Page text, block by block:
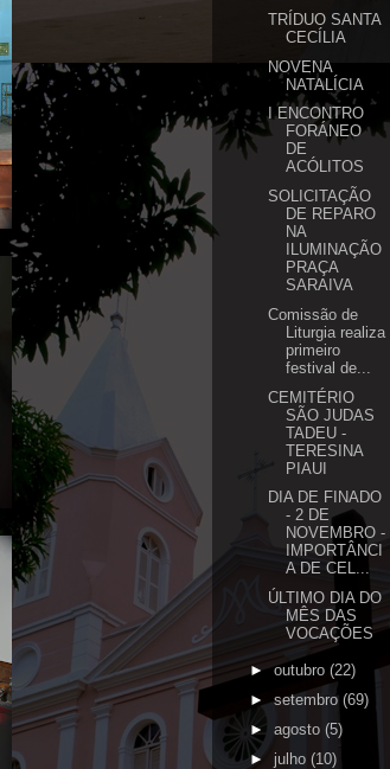
TRÍDUO SANTA
CECÍLIA
NOVENA
NATALÍCIA
I ENCONTRO
FORÁNEO
DE
ACÓLITOS
SOLICITAÇÃO
DE REPARO
NA
ILUMINAÇÃO
PRAÇA
SARAIVA
Comissão de
Liturgia realiza
primeiro
festival de...
CEMITÉRIO
SÃO JUDAS
TADEU -
TERESINA
PIAUI
DIA DE FINADO
- 2 DE
NOVEMBRO -
IMPORTÂNCI
A DE CEL...
ÚLTIMO DIA DO
MÊS DAS
VOCAÇÕES
►outubro (22)
►setembro (69)
► agosto (5)
► julho (10)